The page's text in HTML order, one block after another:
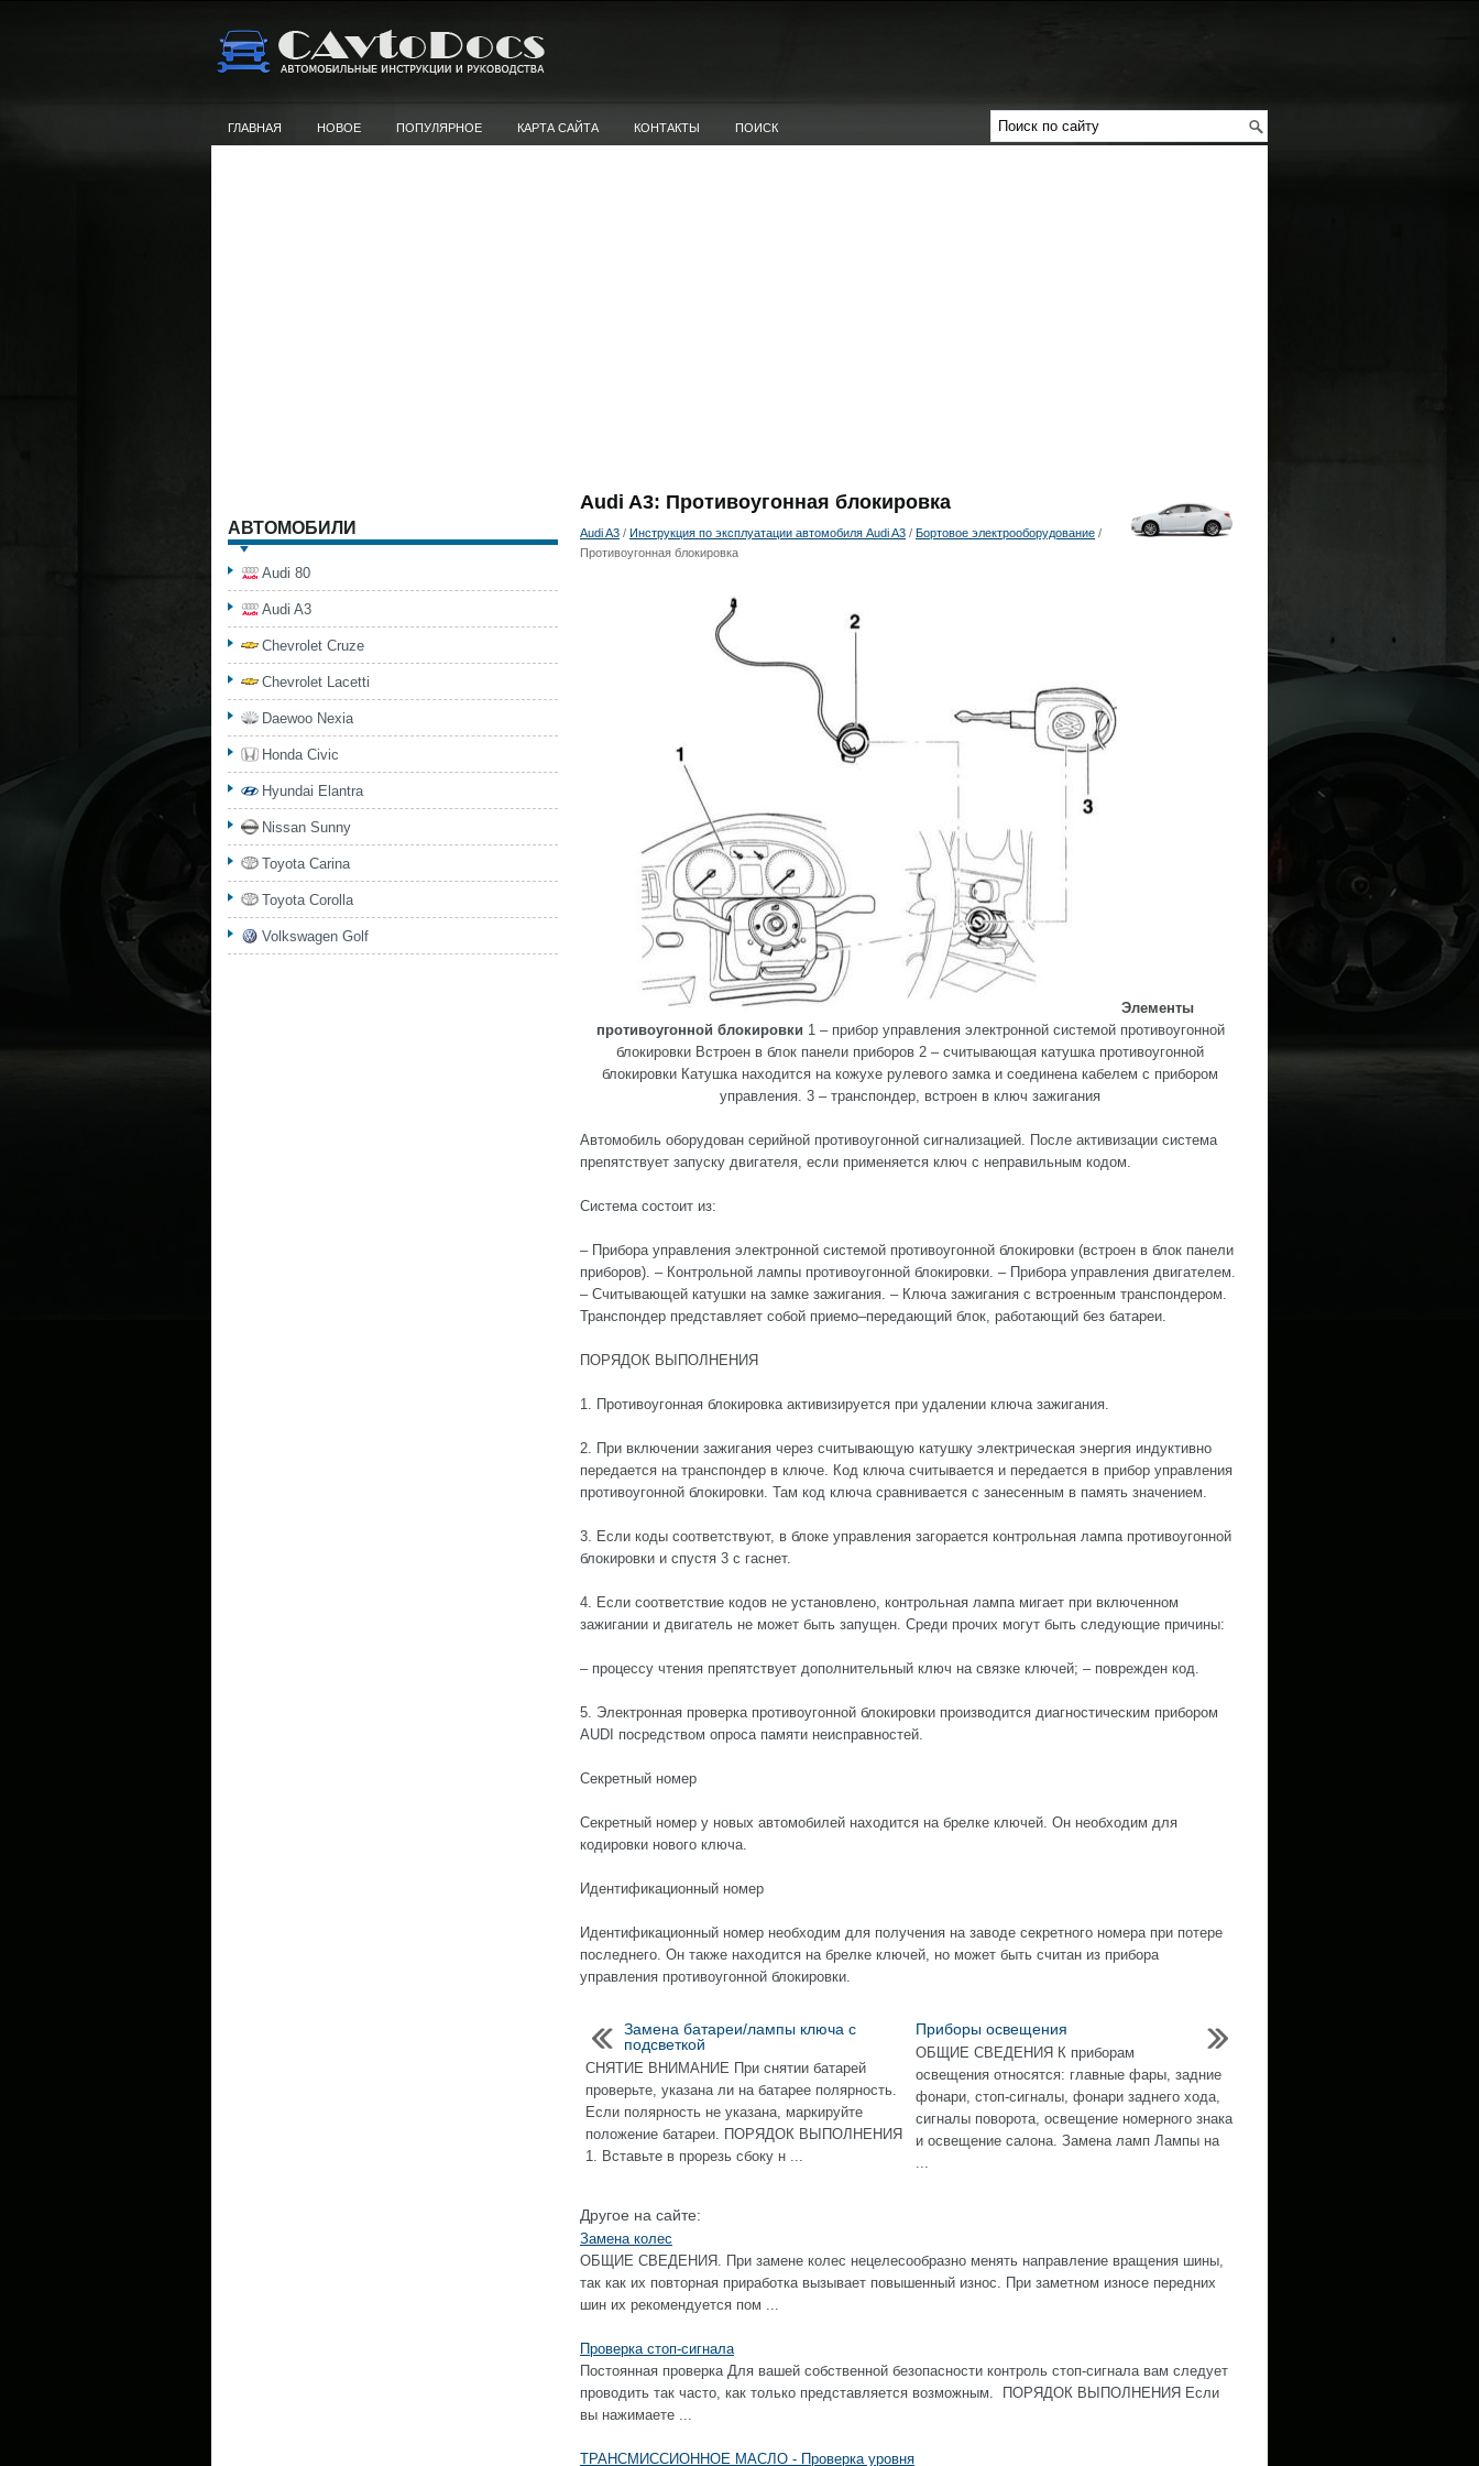
ГЛАВНАЯ НОВОЕ ПОПУЛЯРНОЕ КАРТА САЙТА КОНТАКТЫ ПОИСК
Audi A3: Противоугонная блокировка
Audi A3 / Инструкция по эксплуатации автомобиля Audi A3 / Бортовое электрооборудование /
Противоугонная блокировка
Элементы
противоугонной блокировки 1 – прибор управления электронной системой противоугонной
блокировки Встроен в блок панели приборов 2 – считывающая катушка противоугонной
блокировки Катушка находится на кожухе рулевого замка и соединена кабелем с прибором
управления. 3 – транспондер, встроен в ключ зажигания
Автомобиль оборудован серийной противоугонной сигнализацией. После активизации система
препятствует запуску двигателя, если применяется ключ с неправильным кодом.
Система состоит из:
– Прибора управления электронной системой противоугонной блокировки (встроен в блок панели
приборов). – Контрольной лампы противоугонной блокировки. – Прибора управления двигателем.
– Считывающей катушки на замке зажигания. – Ключа зажигания с встроенным транспондером.
Транспондер представляет собой приемо–передающий блок, работающий без батареи.
ПОРЯДОК ВЫПОЛНЕНИЯ
1. Противоугонная блокировка активизируется при удалении ключа зажигания.
2. При включении зажигания через считывающую катушку электрическая энергия индуктивно
передается на транспондер в ключе. Код ключа считывается и передается в прибор управления
противоугонной блокировки. Там код ключа сравнивается с занесенным в память значением.
3. Если коды соответствуют, в блоке управления загорается контрольная лампа противоугонной
блокировки и спустя 3 с гаснет.
4. Если соответствие кодов не установлено, контрольная лампа мигает при включенном
зажигании и двигатель не может быть запущен. Среди прочих могут быть следующие причины:
– процессу чтения препятствует дополнительный ключ на связке ключей; – поврежден код.
5. Электронная проверка противоугонной блокировки производится диагностическим прибором
AUDI посредством опроса памяти неисправностей.
Секретный номер
Секретный номер у новых автомобилей находится на брелке ключей. Он необходим для
кодировки нового ключа.
Идентификационный номер
Идентификационный номер необходим для получения на заводе секретного номера при потере
последнего. Он также находится на брелке ключей, но может быть считан из прибора
управления противоугонной блокировки.
Замена батареи/лампы ключа с
подсветкой
СНЯТИЕ ВНИМАНИЕ При снятии батарей
проверьте, указана ли на батарее полярность.
Если полярность не указана, маркируйте
положение батареи. ПОРЯДОК ВЫПОЛНЕНИЯ
1. Вставьте в прорезь сбоку н ...
Приборы освещения
ОБЩИЕ СВЕДЕНИЯ К приборам
освещения относятся: главные фары, задние
фонари, стоп-сигналы, фонари заднего хода,
сигналы поворота, освещение номерного знака
и освещение салона. Замена ламп Лампы на
...
Другое на сайте:
Замена колес
ОБЩИЕ СВЕДЕНИЯ. При замене колес нецелесообразно менять направление вращения шины,
так как их повторная приработка вызывает повышенный износ. При заметном износе передних
шин их рекомендуется пом ...
Проверка стоп-сигнала
Постоянная проверка Для вашей собственной безопасности контроль стоп-сигнала вам следует
проводить так часто, как только представляется возможным. ПОРЯДОК ВЫПОЛНЕНИЯ Если
вы нажимаете ...
ТРАНСМИССИОННОЕ МАСЛО - Проверка уровня
АВТОМОБИЛИ
Audi 80
Audi A3
Chevrolet Cruze
Chevrolet Lacetti
Daewoo Nexia
Honda Civic
Hyundai Elantra
Nissan Sunny
Toyota Carina
Toyota Corolla
Volkswagen Golf